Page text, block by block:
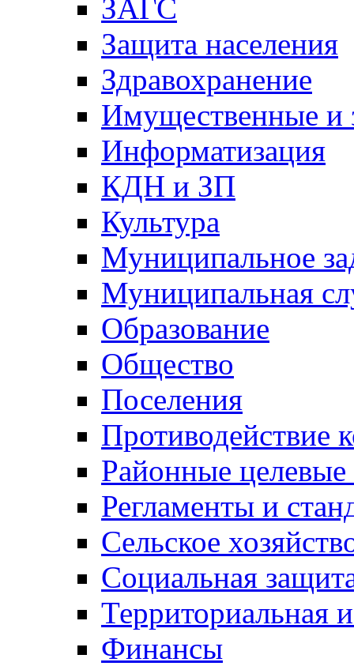
ЗАГС
Защита населения
Здравохранение
Имущественные и
Информатизация
КДН и ЗП
Культура
Муниципальное
Муниципальная
Образование
Общество
Поселения
Противодействие
Районные
Регламенты и
Сельское
Социальная
Территориальная
Финансы